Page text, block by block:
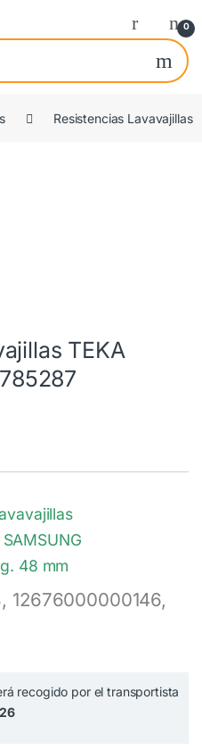
0
Resistencias Lavavajillas
TEKA
48 mm
12676000000146,
recogido por el transportista